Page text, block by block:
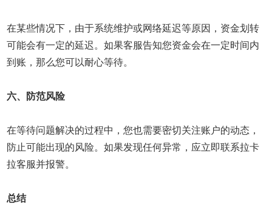
在某些情况下，由于系统维护或网络延迟等原因，资金划转
可能会有一定的延迟。如果客服告知您资金会在一定时间内
到账，那么您可以耐心等待。
六、防范风险
在等待问题解决的过程中，您也需要密切关注账户的动态，
防止可能出现的风险。如果发现任何异常，应立即联系拉卡
拉客服并报警。
总结